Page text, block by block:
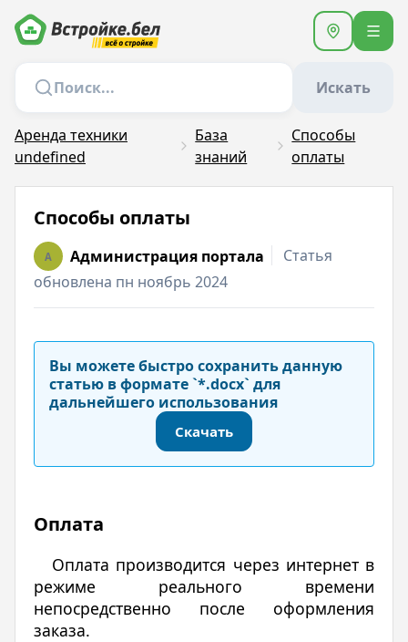
Искать
Аренда техники
undefined
База
знаний
Способы
оплаты
Способы оплаты
A Администрация портала
Статья
обновлена пн ноябрь 2024
Вы можете быстро сохранить данную
статью в формате `*.docx` для
дальнейшего использования
Скачать
Оплата
Оплата производится через интернет в
режиме реального времени
непосредственно после оформления
заказа.